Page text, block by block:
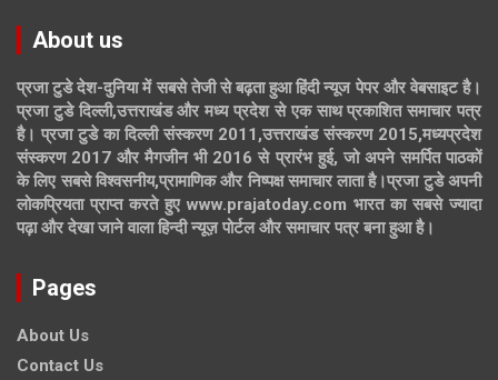
About us
प्रजा टुडे देश-दुनिया में सबसे तेजी से बढ़ता हुआ हिंदी न्यूज पेपर और वेबसाइट है।
प्रजा टुडे दिल्ली,उत्तराखंड और मध्य प्रदेश से एक साथ प्रकाशित समाचार पत्र
है। प्रजा टुडे का दिल्ली संस्करण 2011,उत्तराखंड संस्करण 2015,मध्यप्रदेश
संस्करण 2017 और मैगजीन भी 2016 से प्रारंभ हुई, जो अपने समर्पित पाठकों
के लिए सबसे विश्वसनीय,प्रामाणिक और निष्पक्ष समाचार लाता है।प्रजा टुडे अपनी
लोकप्रियता प्राप्त करते हुए www.prajatoday.com भारत का सबसे ज्यादा
पढ़ा और देखा जाने वाला हिन्दी न्यूज़ पोर्टल और समाचार पत्र बना हुआ है।
Pages
About Us
Contact Us